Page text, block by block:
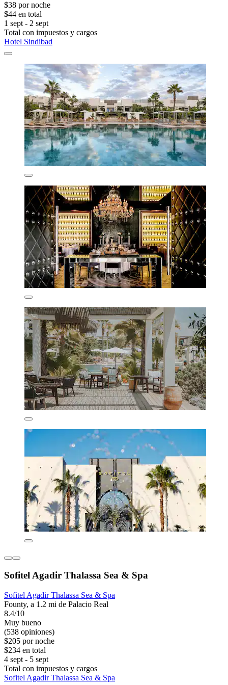
$38 por noche
$44 en total
1 sept - 2 sept
Total con impuestos y cargos
Hotel Sindibad
Sofitel Agadir Thalassa Sea & Spa
Sofitel Agadir Thalassa Sea & Spa
Founty, a 1.2 mi de Palacio Real
8.4/10
Muy bueno
(538 opiniones)
$205 por noche
$234 en total
4 sept - 5 sept
Total con impuestos y cargos
Sofitel Agadir Thalassa Sea & Spa